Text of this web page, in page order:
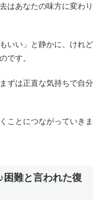
はあなたの味方に変わり
いい」と静かに、けれど
です。
ずは正直な気持ちで自分
ことにつながっていきま
困難と言われた復